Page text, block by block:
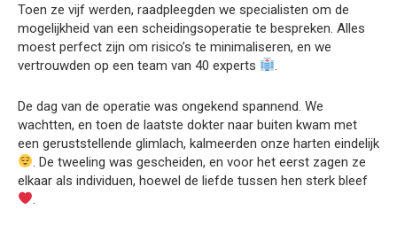
Toen ze vijf werden, raadpleegden we specialisten om de
mogelijkheid van een scheidingsoperatie te bespreken. Alles
moest perfect zijn om risico’s te minimaliseren, en we
vertrouwden op een team van 40 experts
.
De dag van de operatie was ongekend spannend. We
wachtten, en toen de laatste dokter naar buiten kwam met
een geruststellende glimlach, kalmeerden onze harten eindelijk
. De tweeling was gescheiden, en voor het eerst zagen ze
elkaar als individuen, hoewel de liefde tussen hen sterk bleef
.